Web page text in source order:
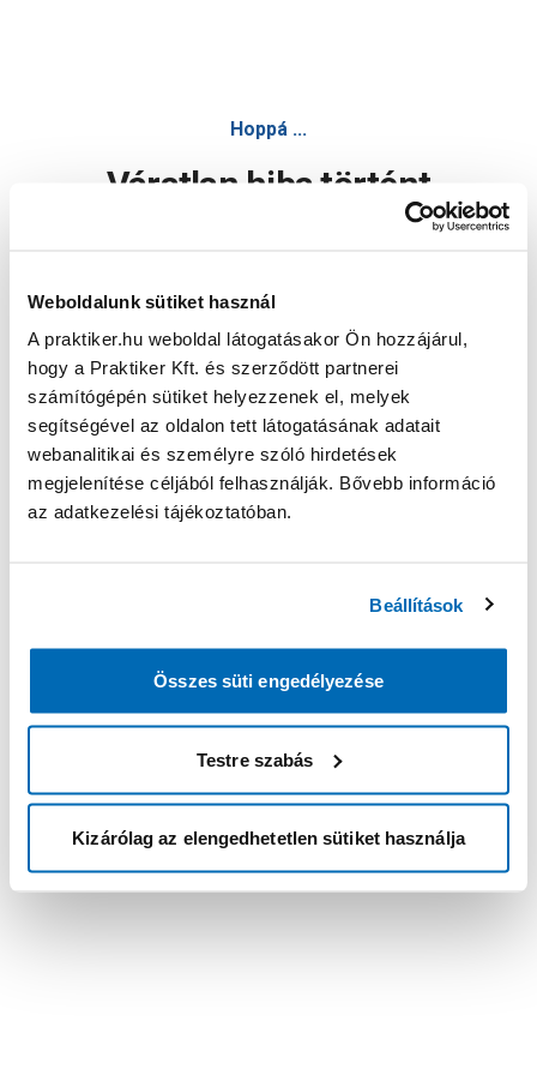
Weboldalunk sütiket használ
A praktiker.hu weboldal látogatásakor Ön hozzájárul,
hogy a Praktiker Kft. és szerződött partnerei
számítógépén sütiket helyezzenek el, melyek
segítségével az oldalon tett látogatásának adatait
webanalitikai és személyre szóló hirdetések
megjelenítése céljából felhasználják. Bővebb információ
az adatkezelési tájékoztatóban.
Beállítások
Összes süti engedélyezése
Testre szabás
Kizárólag az elengedhetetlen sütiket használja
Hoppá ...
Váratlan hiba történt
Oldal újratöltése